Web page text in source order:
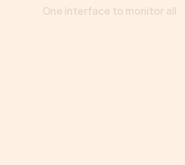
One interface to monitor all